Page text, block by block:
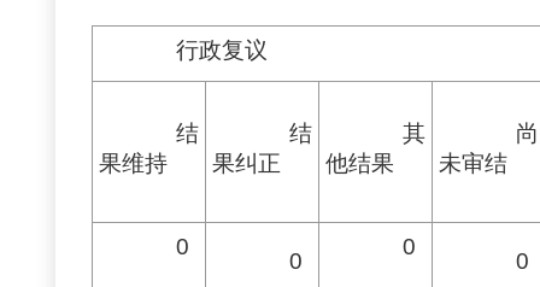
行政复议
结
果维持
结
果纠正
其
他结果
尚
未审结
0
0
0
0